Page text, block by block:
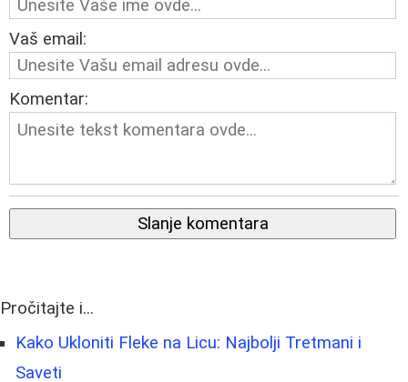
Vaš email:
Komentar:
Slanje komentara
Pročitajte i...
Kako Ukloniti Fleke na Licu: Najbolji Tretmani i
Saveti